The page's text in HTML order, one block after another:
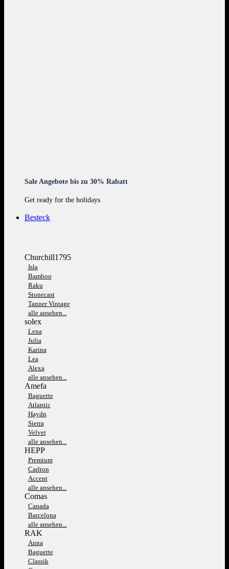
Sale Angebote bis zu 30% Rabatt
Get ready for the holidays
Besteck
Churchill1795
Isla
Bamboo
Raku
Stonecast
Tanner Vintage
alle ansehen...
solex
Lena
Julia
Karina
Lea
Alexa
alle ansehen...
Amefa
Baguette
Atlantic
Haydn
Sierra
Velvet
alle ansehen...
HEPP
Premium
Carlton
Accent
alle ansehen...
Comas
Canada
Barcelona
alle ansehen...
RAK
Anna
Baguette
Classik